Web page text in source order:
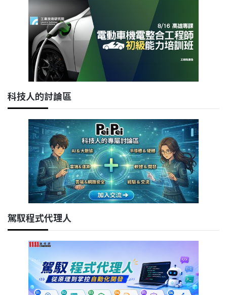
科技人的討論區
駕馭程式代理人